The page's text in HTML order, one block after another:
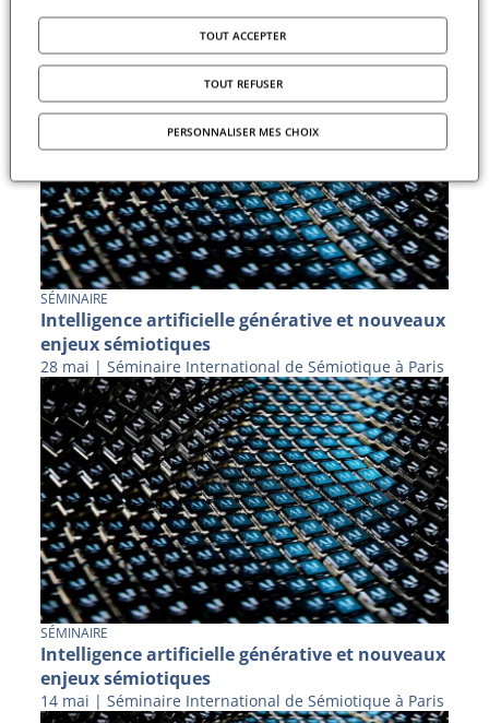
11 juin | Séminaire International de Sémiotique à Paris
SÉMINAIRE
Intelligence artificielle générative et nouveaux
enjeux sémiotiques
28 mai | Séminaire International de Sémiotique à Paris
SÉMINAIRE
Intelligence artificielle générative et nouveaux
enjeux sémiotiques
14 mai | Séminaire International de Sémiotique à Paris
TOUT ACCEPTER
TOUT REFUSER
PERSONNALISER MES CHOIX